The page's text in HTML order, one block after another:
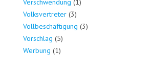
Volksvertreter (3)
Vollbeschäftigung (3)
Vorschlag (5)
Werbung (1)